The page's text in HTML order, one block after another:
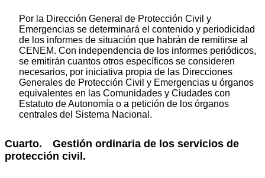
Por la Dirección General de Protección Civil y
Emergencias se determinará el contenido y periodicidad
de los informes de situación que habrán de remitirse al
CENEM. Con independencia de los informes periódicos,
se emitirán cuantos otros específicos se consideren
necesarios, por iniciativa propia de las Direcciones
Generales de Protección Civil y Emergencias u órganos
equivalentes en las Comunidades y Ciudades con
Estatuto de Autonomía o a petición de los órganos
centrales del Sistema Nacional.
Cuarto. Gestión ordinaria de los servicios de
protección civil.